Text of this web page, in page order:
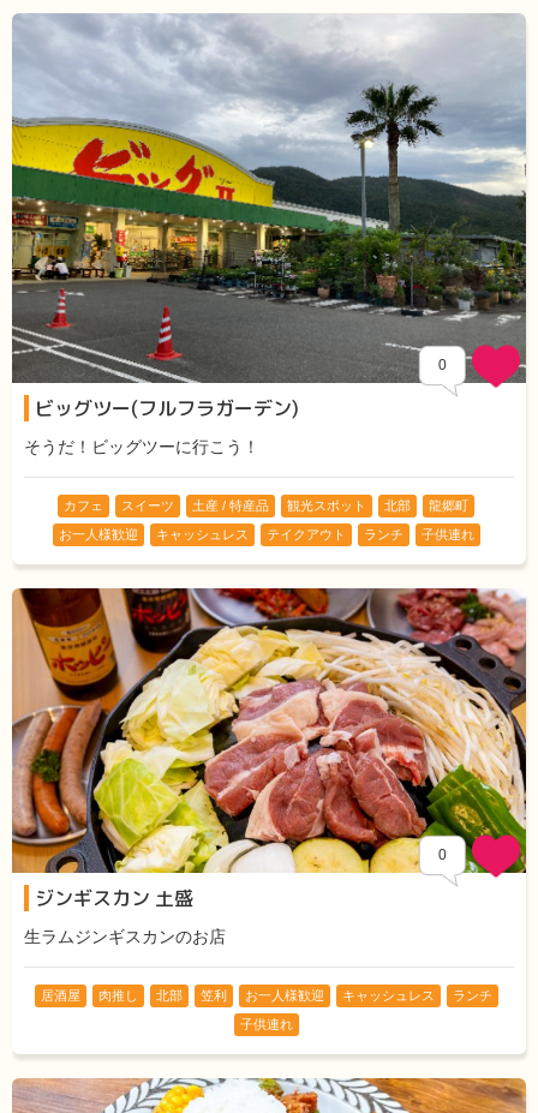
0
ビッグツー(フルフラガーデン)
そうだ！ビッグツーに行こう！
カフェ スイーツ 土産 / 特産品 観光スポット 北部
龍郷町
お一人様歓迎
キャッシュレス テイクアウト ランチ 子供連れ
0
ジンギスカン 土盛
生ラムジンギスカンのお店
居酒屋 肉推し 北部 笠利 お一人様歓迎 キャッシュレス
ランチ
子供連れ